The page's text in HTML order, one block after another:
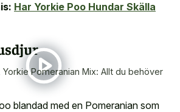
Har Yorkie Poo Hundar Skälla
Yorkie Pomeranian Mix: Allt du behöver
blandad med en Pomeranian som